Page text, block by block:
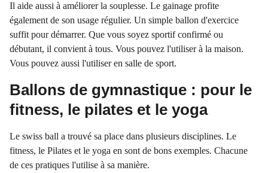
Il aide aussi à améliorer la souplesse. Le gainage profite
également de son usage régulier. Un simple ballon d'exercice
suffit pour démarrer. Que vous soyez sportif confirmé ou
débutant, il convient à tous. Vous pouvez l'utiliser à la maison.
Vous pouvez aussi l'utiliser en salle de sport.
Ballons de gymnastique : pour le
fitness, le pilates et le yoga
Le swiss ball a trouvé sa place dans plusieurs disciplines. Le
fitness, le Pilates et le yoga en sont de bons exemples. Chacune
de ces pratiques l'utilise à sa manière.